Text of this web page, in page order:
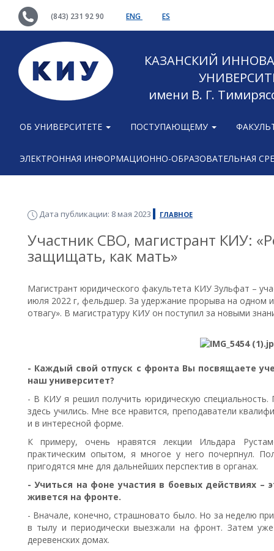
(843) 231 92 90 ENG ES
КАЗАНСКИЙ
имени В. Г.
ОБ УНИВЕРСИТЕТЕ ПОСТУПАЮЩЕМУ
ЭЛЕКТРОННАЯ ИНФОРМАЦИОННО-ОБРАЗОВАТЕЛЬНАЯ
Дата публикации: 8 мая 2023 ГЛАВНОЕ
Участник СВО, магистрант КИУ:
защищать, как мать»
Магистрант юридического факультета КИУ Зульфат –
июля 2022 г, фельдшер. За удержание прорыва на одном
отвагу». В магистратуру КИУ он поступил за новыми
- Каждый свой отпуск с фронта Вы посвящаете
наш университет?
- В КИУ я решил получить юридическую специальность.
здесь учились. Мне все нравится, преподаватели
и в интересной форме.
К примеру, очень нравятся лекции Ильдара
практическим опытом, я многое у него почерпнул.
пригодятся мне для дальнейших перспектив в органах.
- Учиться на фоне участия в боевых действиях –
живется на фронте.
- Вначале, конечно, страшновато было. Но за неделю
в тылу и периодически выезжали на фронт. Затем
деревенских домах.